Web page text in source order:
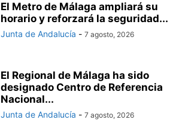
El Metro de Málaga ampliará su
horario y reforzará la seguridad...
Junta de Andalucía - 7 agosto, 2026
El Regional de Málaga ha sido
designado Centro de Referencia
Nacional...
Junta de Andalucía - 7 agosto, 2026